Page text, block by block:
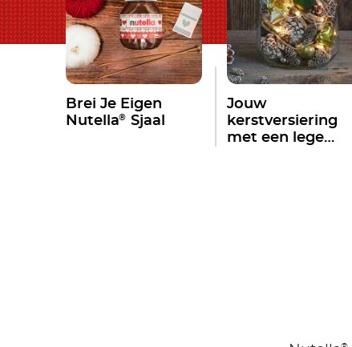
Brei Je Eigen
Nutella® Sjaal
Jouw
kerstversiering
met een lege